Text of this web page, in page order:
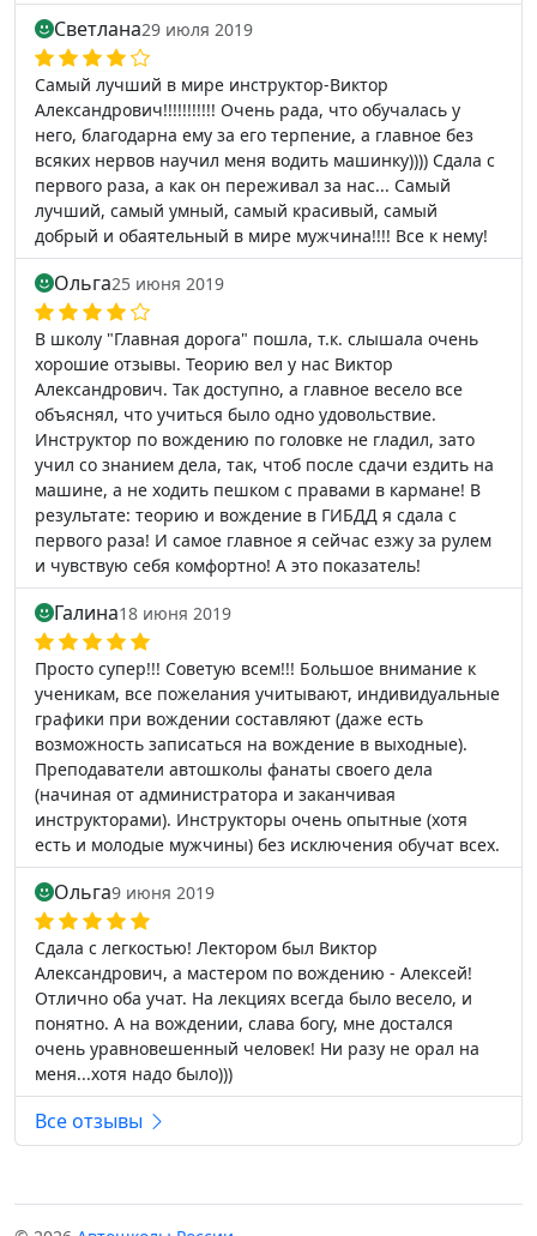
Светлана29 июля 2019
Самый лучший в мире инструктор-Виктор
Александрович!!!!!!!!!!! Очень рада, что обучалась у
него, благодарна ему за его терпение, а главное без
всяких нервов научил меня водить машинку)))) Сдала с
первого раза, а как он переживал за нас... Самый
лучший, самый умный, самый красивый, cамый
добрый и обаятельный в мире мужчина!!!! Все к нему!
Ольга25 июня 2019
В школу "Главная дорога" пошла, т.к. слышала очень
хорошие отзывы. Теорию вел у нас Виктор
Александрович. Так доступно, а главное весело все
объяснял, что учиться было одно удовольствие.
Инструктор по вождению по головке не гладил, зато
учил со знанием дела, так, чтоб после сдачи ездить на
машине, а не ходить пешком с правами в кармане! В
результате: теорию и вождение в ГИБДД я сдала с
первого раза! И самое главное я сейчас езжу за рулем
и чувствую себя комфортно! А это показатель!
Галина18 июня 2019
Просто супер!!! Советую всем!!! Большое внимание к
ученикам, все пожелания учитывают, индивидуальные
графики при вождении составляют (даже есть
возможность записаться на вождение в выходные).
Преподаватели автошколы фанаты своего дела
(начиная от администратора и заканчивая
инструкторами). Инструкторы очень опытные (хотя
есть и молодые мужчины) без исключения обучат всех.
Ольга9 июня 2019
Сдала с легкостью! Лектором был Виктор
Александрович, а мастером по вождению - Алексей!
Отлично оба учат. На лекциях всегда было весело, и
понятно. А на вождении, слава богу, мне достался
очень уравновешенный человек! Ни разу не орал на
меня...хотя надо было)))
Все отзывы